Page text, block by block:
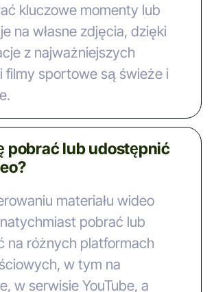
kluczowe momenty lub
na własne zdjęcia, dzięki
z najważniejszych
filmy sportowe są świeże i
pobrać lub udostępnić
materiału wideo
pobrać lub
na różnych platformach
w tym na
w serwisie YouTube, a